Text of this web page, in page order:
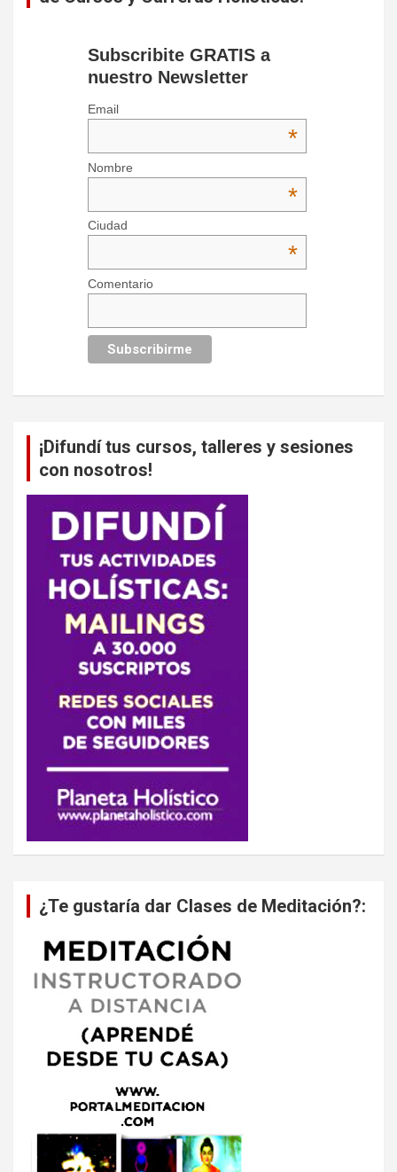
Subscribite GRATIS a
nuestro Newsletter
Email
*
Nombre
*
Ciudad
*
Comentario
¡Difundí tus cursos, talleres y sesiones
con nosotros!
¿Te gustaría dar Clases de Meditación?: